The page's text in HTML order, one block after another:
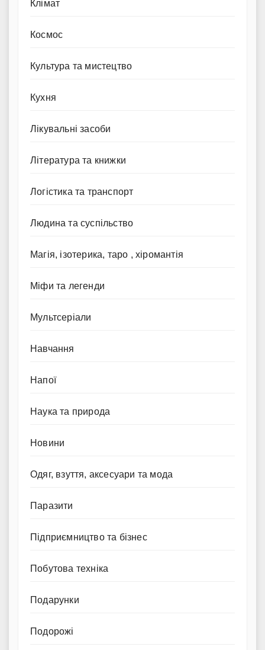
Клімат
Космос
Культура та мистецтво
Кухня
Лікувальні засоби
Література та книжки
Логістика та транспорт
Людина та суспільство
Магія, ізотерика, таро , хіромантія
Міфи та легенди
Мультсеріали
Навчання
Напої
Наука та природа
Новини
Одяг, взуття, аксесуари та мода
Паразити
Підприємництво та бізнес
Побутова техніка
Подарунки
Подорожі